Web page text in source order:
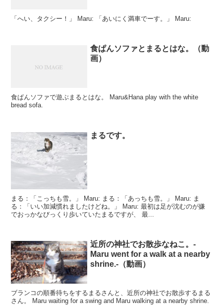
「へい、タクシー！」 Maru: 「あいにく満車でーす。」 Maru:
食ぱんソファとまるとはな。（動
画）
食ぱんソファで遊ぶまるとはな。 Maru&Hana play with the white
bread sofa.
まるです。
まる：「こっちも雪。」 Maru: まる：「あっちも雪。」 Maru: ま
る：「いい加減慣れましたけどね。」 Maru: 最初は足が沈むのが嫌
でおっかなびっくり歩いていたまるですが、 最...
近所の神社でお散歩なねこ。-
Maru went for a walk at a nearby
shrine.-（動画）
ブランコの順番待ちをするまるさんと、近所の神社でお散歩するまる
さん。 Maru waiting for a swing and Maru walking at a nearby shrine.